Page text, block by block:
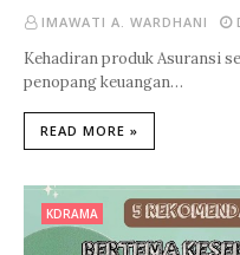
IMAWATI A. WARDHANI
Kehadiran produk Asuransi
penopang keuangan…
READ MORE »
KDRAMA